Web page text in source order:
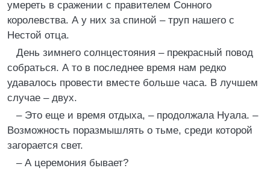
умереть в сражении с правителем Сонного
королевства. А у них за спиной – труп нашего с
Нестой отца.
День зимнего солнцестояния – прекрасный повод
собраться. А то в последнее время нам редко
удавалось провести вместе больше часа. В лучшем
случае – двух.
– Это еще и время отдыха, – продолжала Нуала. –
Возможность поразмышлять о тьме, среди которой
загорается свет.
– А церемония бывает?